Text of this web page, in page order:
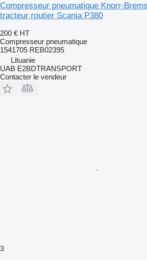
Compresseur pneumatique Knorr-
tracteur routier Scania P380
200 € HT
Compresseur pneumatique
1541705 REB02395
Lituanie
UAB E2BDTRANSPORT
Contacter le vendeur
3